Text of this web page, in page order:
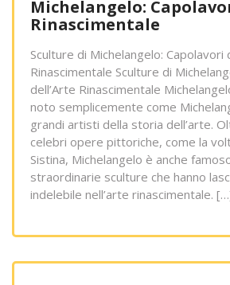
Michelangelo:
Rinascimentale
Sculture di Michelangelo: Capolavori
Rinascimentale Sculture di
dell’Arte Rinascimentale
noto semplicemente come
grandi artisti della storia dell’arte.
celebri opere pittoriche, come la
Sistina, Michelangelo è anche
straordinarie sculture che hanno
indelebile nell’arte rinascimentale.